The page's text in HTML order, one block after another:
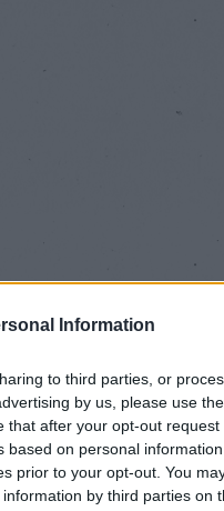
Information
to third parties, or
by us, please use
that after your opt-out
based on personal
prior to your opt-out. You
by third parties on